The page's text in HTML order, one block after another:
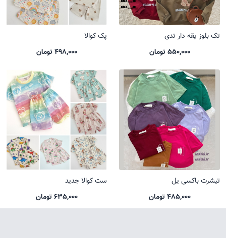
تک بلوز یقه دار تدی
550,000 تومان
پک کوالا
498,000 تومان
تیشرت باکسی یل
485,000 تومان
ست کوالا جدید
635,000 تومان